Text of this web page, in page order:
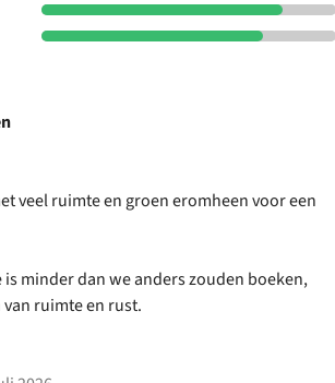
veel ruimte en groen eromheen voor een
minder dan we anders zouden boeken,
ruimte en rust.